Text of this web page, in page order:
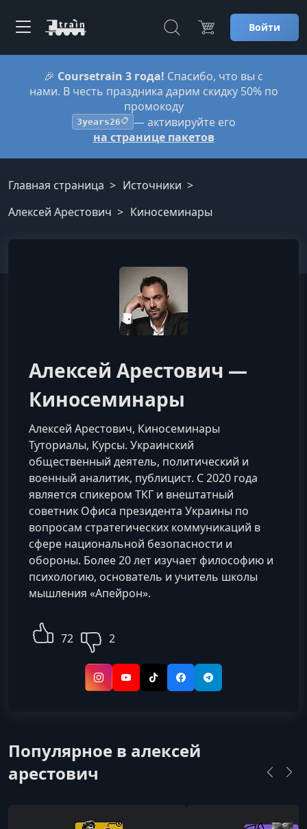
Войти
🎉 Coursetrain 3 года! Спасибо, что вы с
нами. В честь праздника дарим скидку 50% по
промокоду
3years26📋 — активируйте его
на странице пакетов
Главная страница
Источники
Алексей Арестович
Киносеминары
Алексей Арестович —
Киносеминары
Алексей Арестович, Киносеминары
Туториалы, Курсы. Украинский
общественный деятель, политический и
военный аналитик, публицист. С 2020 года
является спикером ТКГ и внештатный
советник Офиса президента Украины по
вопросам стратегических коммуникаций в
сфере национальной безопасности и
обороны. Более 20 лет изучает философию и
психологию, основатель и учитель школы
мышления «Апейрон».
72 2
InstagramYouTubeTikTokFacebookTelegram
Популярное в алексей
арестович